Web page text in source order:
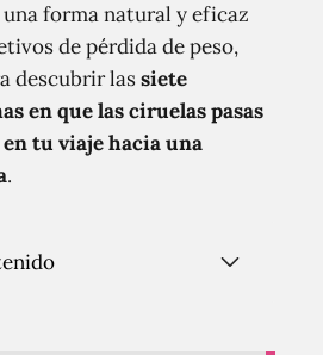
una forma natural y eficaz
de pérdida de peso,
descubrir lassiete
en que las ciruelas pasas
tu viaje hacia una
.